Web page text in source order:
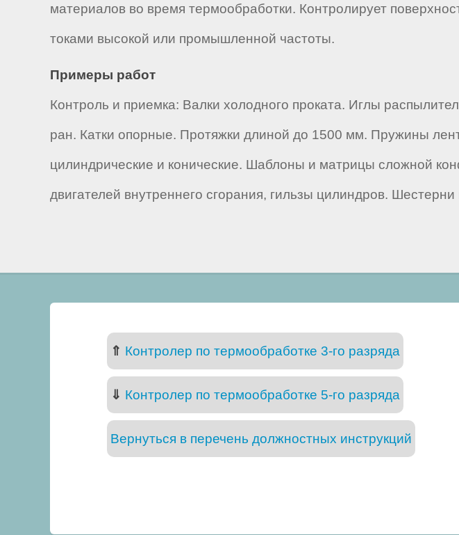
материалов во время термообработки. Контролирует
токами высокой или промышленной частоты.
Примеры работ
Контроль и приемка: Валки холодного проката. Иглы
ран. Катки опорные. Протяжки длиной до 1500 мм. Пружины
цилиндрические и конические. Шаблоны и матрицы сложной
двигателей внутреннего сгорания, гильзы цилиндров.
⇑ Контролер по термообработке 3-го разряда
⇓ Контролер по термообработке 5-го разряда
Вернуться в перечень должностных инструкций